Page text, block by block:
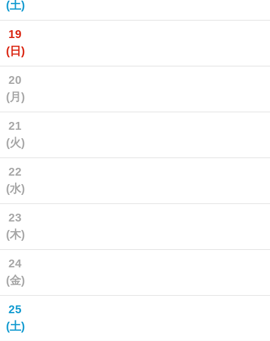
(土)
19
(日)
20
(月)
21
(火)
22
(水)
23
(木)
24
(金)
25
(土)